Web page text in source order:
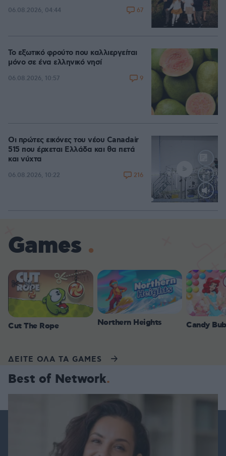
06.08.2026, 04:44 67
Το εξωτικό φρούτο που καλλιεργείται
μόνο σε ένα ελληνικό νησί
06.08.2026, 10:57 9
Loaded:
Οι πρώτες εικόνες του νέου Canadair
515 που έρχεται Ελλάδα και θα πετά
και νύχτα
06.08.2026, 10:22 216
Games
Cut The Rope Northern Heights Candy
ΔΕΙΤΕ ΟΛΑ ΤΑ GAMES
Best of Network